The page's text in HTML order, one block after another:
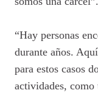
“Hay personas
durante años.
para estos casos
actividades,